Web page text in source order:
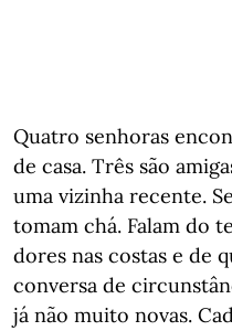
Quatro senhoras
de casa. Três são
uma vizinha recente.
tomam chá. Falam do
dores nas costas e de
conversa de
já não muito novas.